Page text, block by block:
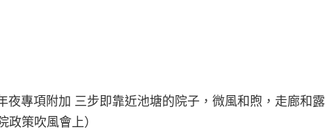
夜專項附加 三步即靠近池塘的院子，微風和煦，走廊和
策吹風會上）